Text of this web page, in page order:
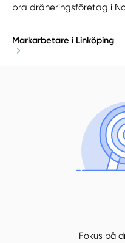
bra dräneringsföretag i
Markarbetare i Linköping
Fokus på